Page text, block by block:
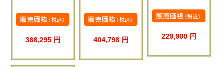
366,295 円 404,798 円 229,900 円